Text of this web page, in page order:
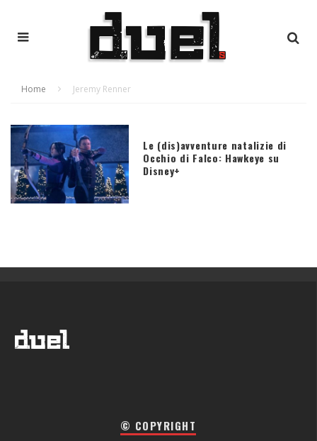
Home Jeremy Renner
Le (dis)avventure natalizie di
Occhio di Falco: Hawkeye su
Disney+
© COPYRIGHT